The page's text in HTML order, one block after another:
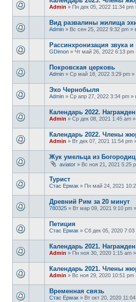
Admin » Пн дек 05, 2022 11:34
Вид развалины жилища
Admin » Вс сен 25, 2022 9:32 pm
Рассинхронизация звука
GDimon » Чт май 26, 2022 6:13
Покровская церковь
Admin » Ср май 18, 2022 3:29 pm
Эхо Чернобыля
Admin » Ср апр 27, 2022 3:34 pm
Календарь 2022.
Admin » Ср дек 08, 2021 1:45 am
Календарь 2022. Члены
Admin » Вт дек 07, 2021 11:54 pm
Жук умельца из
aviator » Вс ноя 21, 2021 5:25
Турист
Стас Ермак » Пн май 24, 2021
Древний Рим за 20 минут
780325 » Вт мар 09, 2021 9:10 pm
Петиция
Стас Ермак » Сб дек 05, 2020
Календарь 2021.
Admin » Пн ноя 30, 2020 1:15 am
Календарь 2021. Члены
Admin » Вс ноя 29, 2020 10:51
Временная связь
Стас Ермак » Вт окт 20, 2020